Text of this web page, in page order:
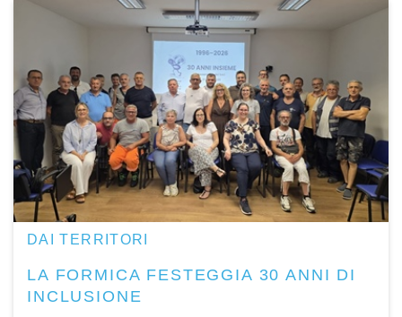
DAI TERRITORI
LA FORMICA FESTEGGIA 30 ANNI DI
INCLUSIONE